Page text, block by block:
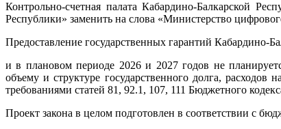
Контрольно-счетная палата Кабардино-Балкарской
Республики» заменить на слова «Министерство
Предоставление государственных гарантий Кабардино-
и в плановом периоде 2026 и 2027 годов не
объему и структуре государственного долга, расходов
требованиями статей 81, 92.1, 107, 111 Бюджетного
Проект закона в целом подготовлен в соответствии с